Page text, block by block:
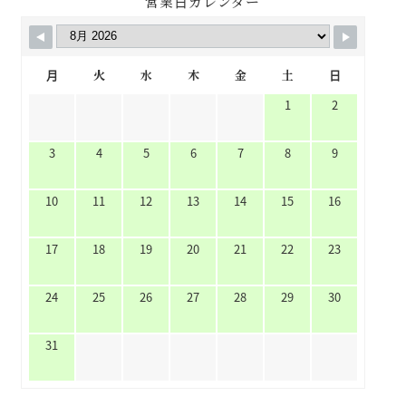
月 火 水 木 金 土
日
1
2
3 4 5 6 7 8 9
10 11 12 13 14 15 16
17 18 19 20 21 22 23
24 25 26 27 28 29 30
31